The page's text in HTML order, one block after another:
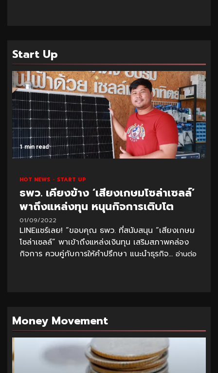
Start Up
1 min read
HOT NEWS START UP
ธพว. เคียงข้าง ‘เสียงเกษมโซล่าเซลล์’
พาถึงแหล่งทุน หนุนกิจการเติบโต
01/09/2022
LINEแชร์เลย! “ขอบคุณ ธพว. ที่สนับสนุน “เสียงเกษม
โซล่าเซลล์” พาเข้าถึงแหล่งเงินทุน เสริมสภาพคล่อง
กิจการ ควบคู่กับการให้คำปรึกษา แนะนำธุรกิจ... อ่านต่อ
Money Movement